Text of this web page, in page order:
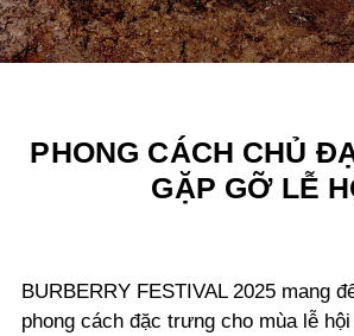
PHONG CÁCH CHỦ
GẶP GỠ LỄ
BURBERRY FESTIVAL 2025 mang
phong cách đặc trưng cho mùa lễ